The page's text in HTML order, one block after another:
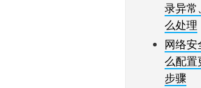
录异常
么处理
网络安
么配置
步骤